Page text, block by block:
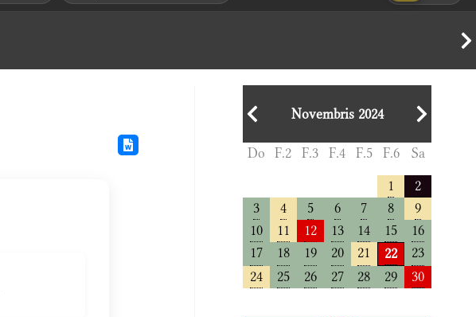
Novembris 2024
Do F.2 F.3 F.4 F.5 F.6 Sa
1
2
3
4 5 6 7 8
9
10
11 12 13 14 15
16
17
18 19 20 21 22
23
24
25 26 27 28 29 30